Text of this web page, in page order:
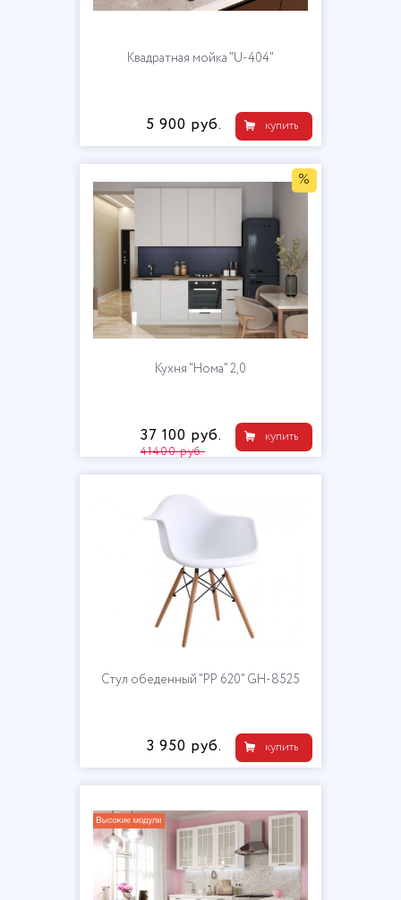
Квадратная мойка "U-404"
купить
5 900 руб.
%
Кухня "Нома" 2,0
купить
37 100 руб.
41400 руб.
Стул обеденный "PP 620" GH-8525
купить
3 950 руб.